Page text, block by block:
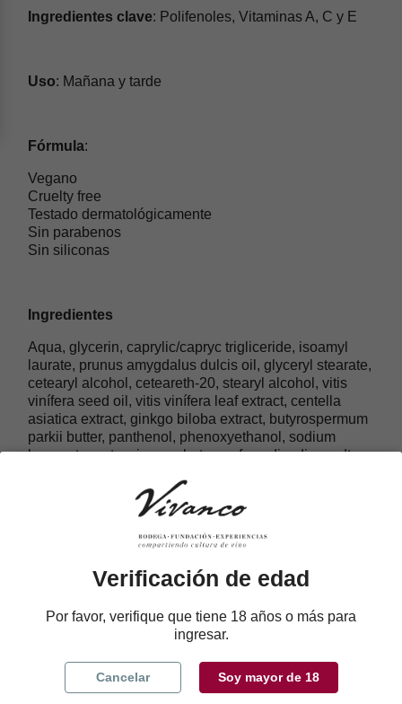
Ingredientes clave: Polifenoles, Vitaminas A, C y E
Uso: Mañana y tarde
Fórmula:
Vegano
Cruelty free
Testado dermatológicamente
Sin parabenos
Sin siliconas
Ingredientes
Aqua, glycerin, caprylic/capryc trigliceride, isoamyl
laurate, prunus amygdalus dulcis oil, glyceryl stearate,
cetearyl alcohol, ceteareth-20, stearyl alcohol, vitis
vinífera seed oil, vitis vinífera leaf extract, centella
asiatica extract, ginkgo biloba extract, butyrospermum
parkii butter, panthenol, phenoxyethanol, sodium
benzoate, potassium sorbate, parfum, disodium edta,
geraniol, hydroxycitronellal.
Compra directa a la bodega. Atención
personalizada en el+34 941322350
Contáctanos
Verificación de edad
Por favor, verifique que tiene 18 años o más para
ingresar.
Cancelar Soy mayor de 18